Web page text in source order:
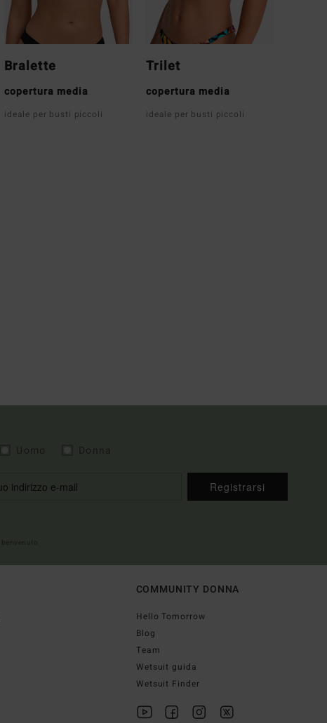
Bralette
copertura media
ideale per busti piccoli
Trilet
copertura media
ideale per busti piccoli
Registrarsi
COMMUNITY DONNA
Hello Tomorrow
Blog
Team
Wetsuit guida
Wetsuit Finder